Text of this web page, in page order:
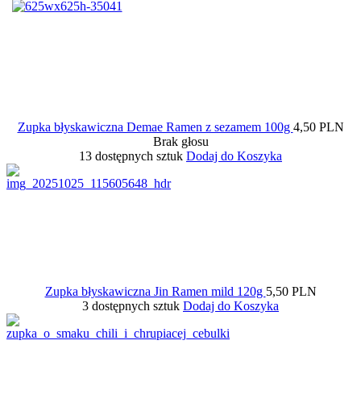
Zupka błyskawiczna Demae Ramen z sezamem 100g 4,50 PLN
Brak głosu
13 dostępnych sztuk Dodaj do Koszyka
Zupka błyskawiczna Jin Ramen mild 120g 5,50 PLN
3 dostępnych sztuk Dodaj do Koszyka